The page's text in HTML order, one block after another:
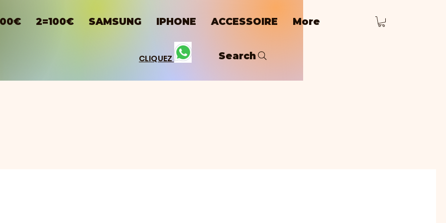
2=100€ SAMSUNG IPHONE ACCESSOIRE More
CLIQUEZ Search